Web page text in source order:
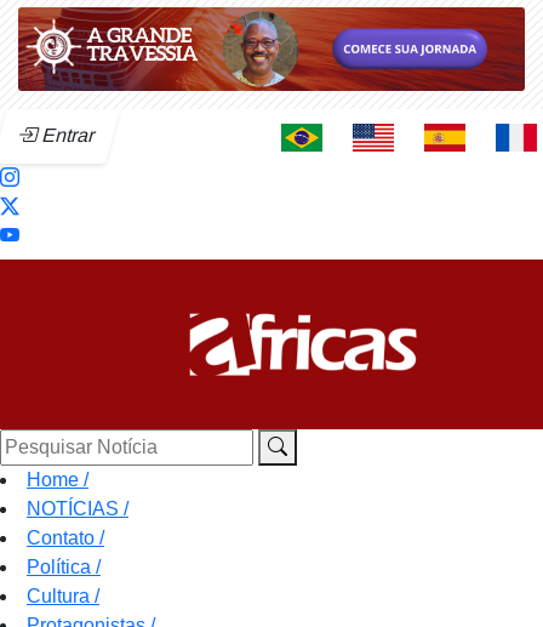
Entrar
Pesquisar Notícia
Home /
NOTÍCIAS /
Contato /
Política /
Cultura /